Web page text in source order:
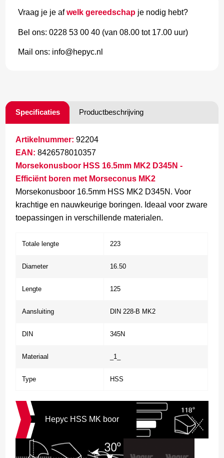
Vraag je je afwelk gereedschap je nodig hebt?
Bel ons: 0228 53 00 40 (van 08.00 tot 17.00 uur)
Mail ons: info@hepyc.nl
Specificaties Productbeschrijving
Artikelnummer: 92204
EAN: 8426578010357
Morsekonusboor HSS 16.5mm MK2 D345N -
Efficiënt boren met Morseconus MK2
Morsekonusboor 16.5mm HSS MK2 D345N. Voor
krachtige en nauwkeurige boringen. Ideaal voor zware
toepassingen in verschillende materialen.
Totale lengte 223
Diameter 16.50
Lengte 125
Aansluiting DIN 228-B MK2
DIN 345N
Materiaal _1_
Type HSS
Hepyc HSS MK boor